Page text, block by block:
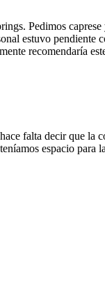
Pedimos
estuvo pendiente
recomendaría
falta decir que la
espacio para